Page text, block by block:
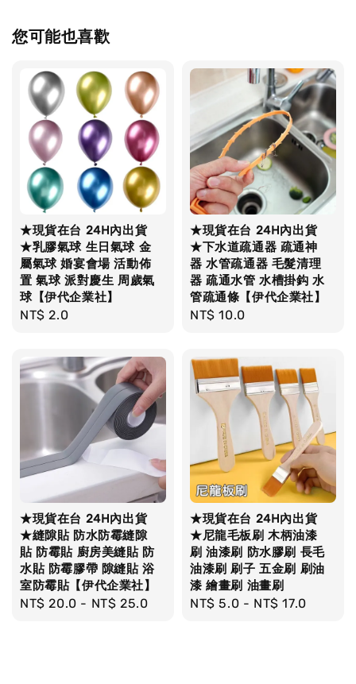
您可能也喜歡
★現貨在台 24H內出貨
★乳膠氣球 生日氣球 金
屬氣球 婚宴會場 活動佈
置 氣球 派對慶生 周歲氣
球【伊代企業社】
Regular
NT$ 2.0
★現貨在台 24H內出貨
★下水道疏通器 疏通神
器 水管疏通器 毛髮清理
器 疏通水管 水槽掛鈎 水
管疏通條【伊代企業社】
Regular
NT$ 10.0
★現貨在台 24H內出貨
★縫隙貼 防水防霉縫隙
貼 防霉貼 廚房美縫貼 防
水貼 防霉膠帶 隙縫貼 浴
室防霉貼【伊代企業社】
Regular
NT$ 20.0 - NT$ 25.0
★現貨在台 24H內出貨
★尼龍毛板刷 木柄油漆
刷 油漆刷 防水膠刷 長毛
油漆刷 刷子 五金刷 刷油
漆 繪畫刷 油畫刷
Regular
NT$ 5.0 - NT$ 17.0